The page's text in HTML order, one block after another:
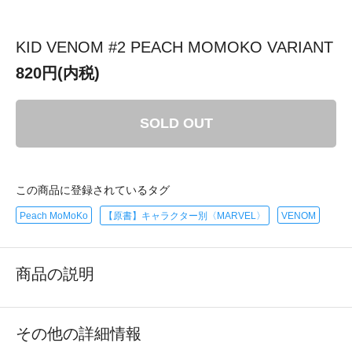
KID VENOM #2 PEACH MOMOKO VARIANT
820円(内税)
SOLD OUT
この商品に登録されているタグ
Peach MoMoKo 【原書】キャラクター別〈MARVEL〉 VENOM
商品の説明
その他の詳細情報